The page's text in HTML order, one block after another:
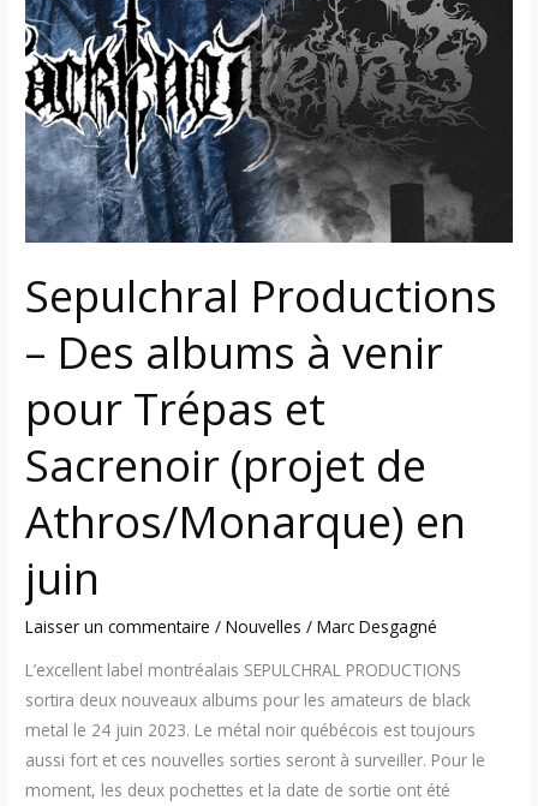
Sepulchral Productions
– Des albums à venir
pour Trépas et
Sacrenoir (projet de
Athros/Monarque) en
juin
Laisser un commentaire /Nouvelles /Marc Desgagné
L’excellent label montréalais SEPULCHRAL PRODUCTIONS
sortira deux nouveaux albums pour les amateurs de black
metal le 24 juin 2023. Le métal noir québécois est toujours
aussi fort et ces nouvelles sorties seront à surveiller. Pour le
moment, les deux pochettes et la date de sortie ont été
Productions
–
Des
albums
à
venir
pour
Trépas
Sacrenoir
(projet
Athros/Monarque)
en
juin